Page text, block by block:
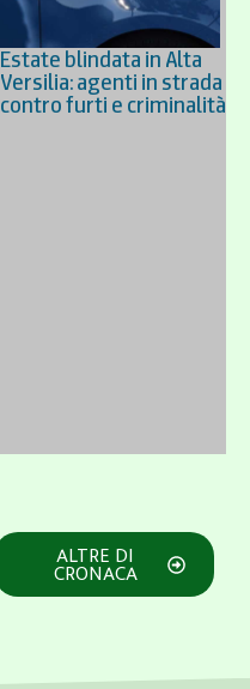
Estate blindata in Alta
Versilia: agenti in strada
contro furti e criminalità
ALTRE DI
CRONACA